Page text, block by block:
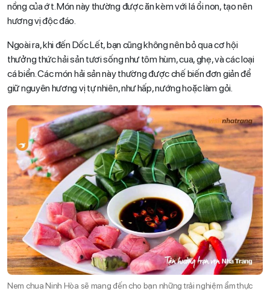
nồng của ớt. Món này thường được ăn kèm với lá ổi non, tạo nên
hương vị độc đáo.
Ngoài ra, khi đến Dốc Lết, bạn cũng không nên bỏ qua cơ hội
thưởng thức hải sản tươi sống như tôm hùm, cua, ghẹ, và các loại
cá biển. Các món hải sản này thường được chế biến đơn giản để
giữ nguyên hương vị tự nhiên, như hấp, nướng hoặc làm gỏi.
Nem chua Ninh Hòa sẽ mang đến cho bạn những trải nghiệm ẩm thực